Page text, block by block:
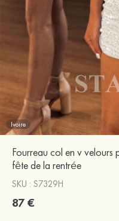
Ivoire
Fourreau col en v
fête de la rentrée
SKU : S7329H
87 €